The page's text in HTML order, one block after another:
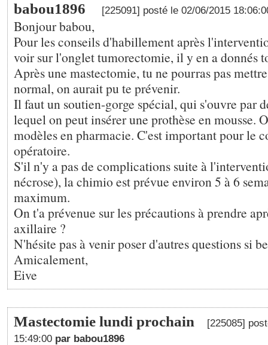
babou1896 [225091] posté le 02/06/2015
Bonjour babou,
Pour les conseils d'habillement après
voir sur l'onglet tumorectomie, il y en a donnés
Après une mastectomie, tu ne pourras pas
normal, on aurait pu te prévenir.
Il faut un soutien-gorge spécial, qui s'ouvre par
lequel on peut insérer une prothèse en mousse.
modèles en pharmacie. C'est important pour le
opératoire.
S'il n'y a pas de complications suite à
nécrose), la chimio est prévue environ 5 à 6
maximum.
On t'a prévenue sur les précautions à prendre
axillaire ?
N'hésite pas à venir poser d'autres questions si
Amicalement,
Eive
Mastectomie lundi prochain
[225085]
15:49:00 par babou1896